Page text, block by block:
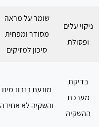
ניקוי עלים
ופסולת
שומר על מראה
מסודר ומפחית
סיכון למזיקים
בדיקת
מערכת
ההשקיה
מונעת בזבוז מים
והשקיה לא אחידה